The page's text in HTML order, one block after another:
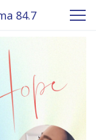
84.7